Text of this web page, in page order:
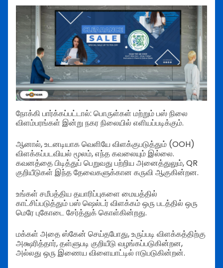
நோக்கி பார்க்கப்பட்டால்: பொருள்கள் மற்றும் பஸ் நிலை
விளம்பரங்கள் இன்று நகர நிலையில் எளியப்படிக்கும்.
ஆனால், உடனடியாக வெளியே விளக்குபடுத்தும் (OOH)
விளக்கப்படவியல் மூலம், எந்த கவலையும் இல்லை.
கவனத்தை பிடித்துப் பெறுவது பற்றிய அனைத்துலும், QR
குறியீடுகள் இந்த தேவைகளுக்கான கருவி ஆகுகின்றன.
உங்கள் சமீபத்திய தயாரிப்புகளை மையத்தில்
காட்சிப்படுத்தும் பஸ் ஷெல்டர் விளக்கம் ஒரு படத்தில் ஒரு
மெரே புகோடை சேர்த்துக் கொள்கின்றது.
மக்கள் அதை ஸ்கேன் செய்தபோது, உருப்படி விளக்கத்திற்கு
அக்ஷரித்தார், தள்ளுபடி குறியீடு வழங்கப்படுகின்றன,
அல்லது ஒரு இணைய விளையாட்டில் ஈடுபடுகின்றன்.